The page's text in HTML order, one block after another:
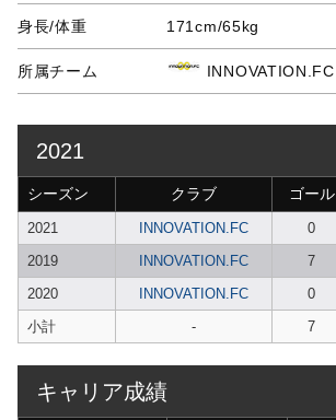
身長/体重 171cm/65kg
所属チーム INNOVATION.FC
2021
シーズン クラブ ゴール
2021 INNOVATION.FC 0
2019
INNOVATION.FC 7
2020
INNOVATION.FC 0
小計
- 7
キャリア成績